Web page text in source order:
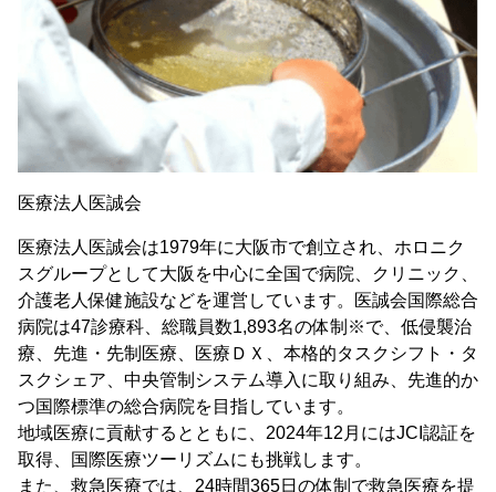
医療法人医誠会
医療法人医誠会は1979年に大阪市で創立され、ホロニク
スグループとして大阪を中心に全国で病院、クリニック、
介護老人保健施設などを運営しています。医誠会国際総合
病院は47診療科、総職員数1,893名の体制※で、低侵襲治
療、先進・先制医療、医療ＤＸ、本格的タスクシフト・タ
スクシェア、中央管制システム導入に取り組み、先進的か
つ国際標準の総合病院を目指しています。
地域医療に貢献するとともに、2024年12月にはJCI認証を
取得、国際医療ツーリズムにも挑戦します。
また、救急医療では、24時間365日の体制で救急医療を提